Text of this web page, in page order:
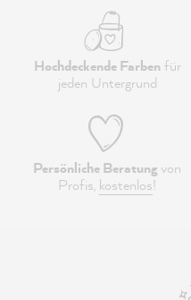
Hochdeckende Farbenfür
jeden Untergrund
Persönliche Beratungvon
Profis, kostenlos!